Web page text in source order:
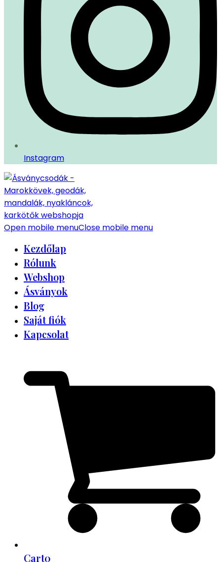
Instagram
Open mobile menuClose mobile menu
Kezdőlap
Rólunk
Webshop
Ásványok
Blog
Saját fiók
Kapcsolat
Cart0